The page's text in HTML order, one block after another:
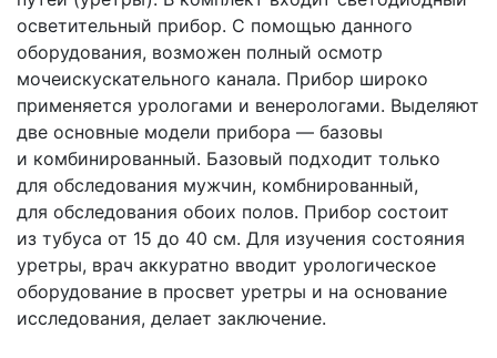
осветительный прибор. С помощью данного
оборудования, возможен полный осмотр
мочеискускательного канала. Прибор широко
применяется урологами и венерологами. Выделяют
две основные модели прибора — базовы
и комбинированный. Базовый подходит только
для обследования мужчин, комбнированный,
для обследования обоих полов. Прибор состоит
из тубуса от 15 до 40 см. Для изучения состояния
уретры, врач аккуратно вводит урологическое
оборудование в просвет уретры и на основание
исследования, делает заключение.